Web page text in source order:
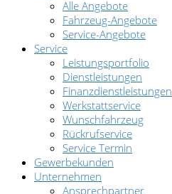
Alle Angebote
Fahrzeug-Angebote
Service-Angebote
Service
Leistungsportfolio
Dienstleistungen
Finanzdienstleistungen
Werkstattservice
Wunschfahrzeug
Rückrufservice
Service Termin
Gewerbekunden
Unternehmen
Ansprechpartner